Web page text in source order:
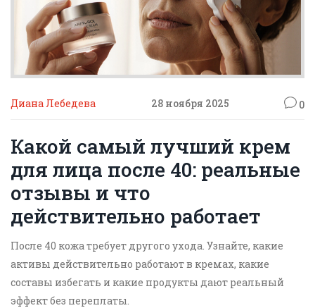
Диана Лебедева 28 ноября 2025 0
Какой самый лучший крем
для лица после 40: реальные
отзывы и что
действительно работает
После 40 кожа требует другого ухода. Узнайте, какие
активы действительно работают в кремах, какие
составы избегать и какие продукты дают реальный
эффект без переплаты.